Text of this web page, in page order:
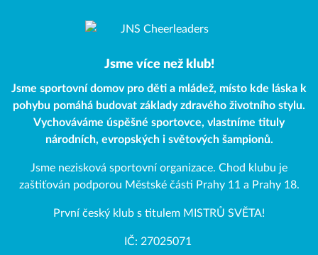
Jsme více než klub!
Jsme sportovní domov pro děti a mládež, místo kde láska k
pohybu pomáhá budovat základy zdravého životního stylu.
Vychováváme úspěšné sportovce, vlastníme tituly
národních, evropských i světových šampionů.
Jsme nezisková sportovní organizace. Chod klubu je
zaštiťován podporou Městské části Prahy 11 a Prahy 18.
První český klub s titulem MISTRŮ SVĚTA!
IČ: 27025071